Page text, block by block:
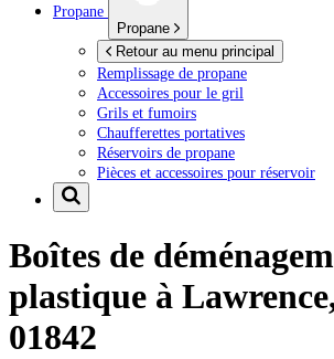
Propane
Propane
Retour au menu principal
Remplissage de propane
Accessoires pour le gril
Grils et fumoirs
Chaufferettes portatives
Réservoirs de propane
Pièces et accessoires pour réservoir
Boîtes de
plastique à
01842